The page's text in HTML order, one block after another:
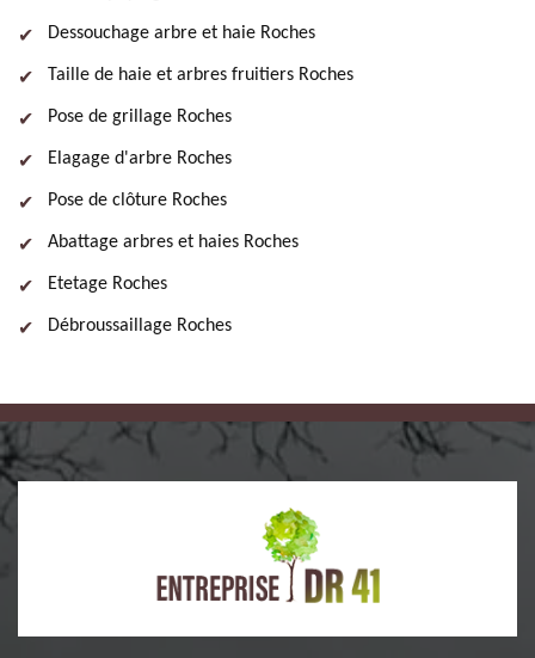
Dessouchage arbre et haie Roches
Taille de haie et arbres fruitiers Roches
Pose de grillage Roches
Elagage d'arbre Roches
Pose de clôture Roches
Abattage arbres et haies Roches
Etetage Roches
Débroussaillage Roches